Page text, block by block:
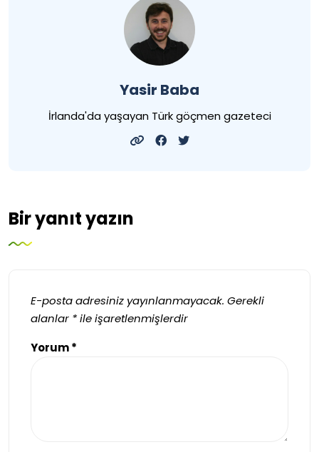
Yasir Baba
İrlanda'da yaşayan Türk göçmen gazeteci
Bir yanıt yazın
E-posta adresiniz yayınlanmayacak. Gerekli
alanlar *ile işaretlenmişlerdir
Yorum*